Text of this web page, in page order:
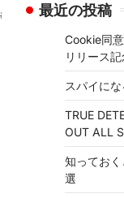
最近の投稿
Cookie同
リリース
スパイに
TRUE
OUT ALL
知ってお
選